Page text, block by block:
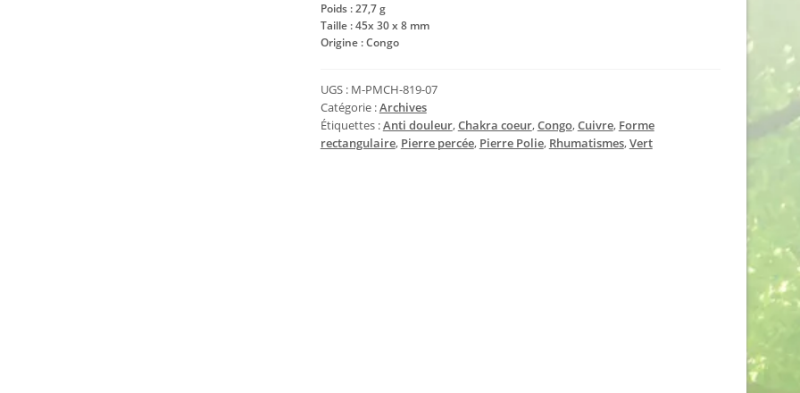
Poids : 27,7 g
Taille : 45x 30 x 8 mm
Origine : Congo
UGS : M-PMCH-819-07
Catégorie :Archives
Étiquettes :Anti douleur,Chakra coeur,Congo,Cuivre, Forme
rectangulaire, Pierre percée, Pierre Polie, Rhumatismes,Vert